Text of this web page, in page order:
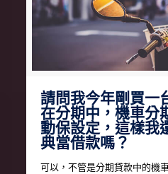
請問我今年剛買一
在分期中，機車分
動保設定，這樣我
典當借款嗎？
可以，不管是分期貸款中的機